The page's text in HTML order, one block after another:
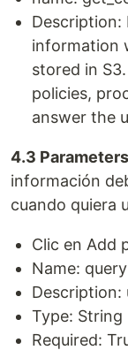
Description:
information
stored in
policies,
answer the
4.3
información
cuando quiera
Clic en Add
Name: query
Description:
Type: String
Required: